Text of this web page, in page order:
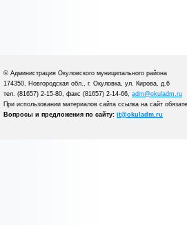
© Администрация Окуловского муниципального района
174350, Новгородская обл., г. Окуловка, ул. Кирова, д.6
тел. (81657) 2-15-80, факс (81657) 2-14-66, adm@okuladm.ru
При использовании материалов сайта ссылка на сайт
Вопросы и предложения по сайту: it@okuladm.ru